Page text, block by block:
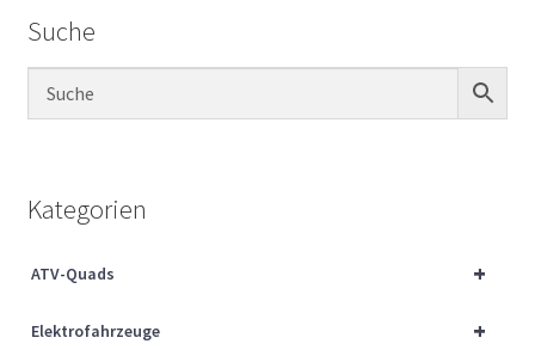
Kontakt
Sachs Ersatzteile
Über uns
Suche
Kategorien
+
ATV-Quads
+
Elektrofahrzeuge